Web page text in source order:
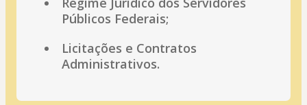
Públicos Federais;
Licitações e Contratos
Administrativos.